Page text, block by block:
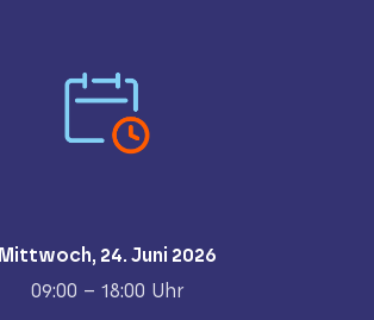
Mittwoch, 24. Juni 2026
09:00 – 18:00 Uhr